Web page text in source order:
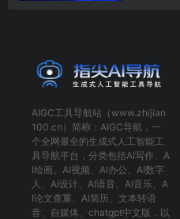
AIGC工具导航站（www.zhijian
100.cn）简称： AIGC导航 ，一
个全网最全的生成式人工智能工
具导航平台，分类包括AI写作 、 A
I绘画 、 AI视频 、 AI办公 、 AI数字
人 、 AI设计、 AI语音、 AI音乐、 A
I论文查重 、 AI简历 、 文本转语
音、 自媒体 、 chatgpt中文版 ，以